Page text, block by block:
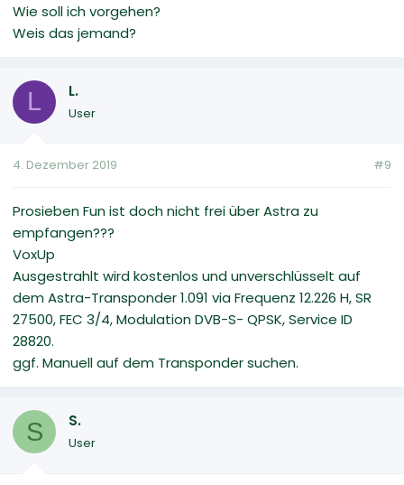
Wie soll ich vorgehen?
Weis das jemand?
L L.
User
4. Dezember 2019 #9
Prosieben Fun ist doch nicht frei über Astra zu
empfangen???
VoxUp
Ausgestrahlt wird kostenlos und unverschlüsselt auf
dem Astra-Transponder 1.091 via Frequenz 12.226 H, SR
27500, FEC 3/4, Modulation DVB-S- QPSK, Service ID
28820.
ggf. Manuell auf dem Transponder suchen.
S S.
User